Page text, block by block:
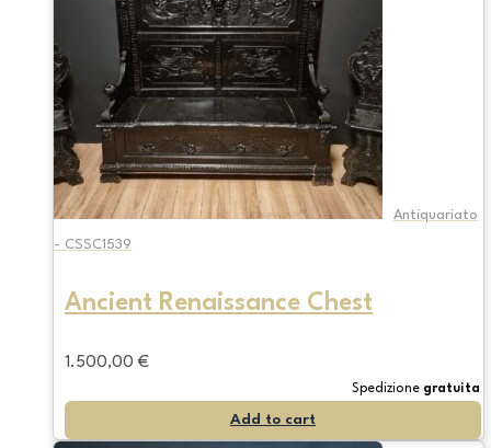
Antiquariato
- CSSC1539
Ancient Renaissance Chest
1.500,00 €
Spedizione gratuita
Add to cart